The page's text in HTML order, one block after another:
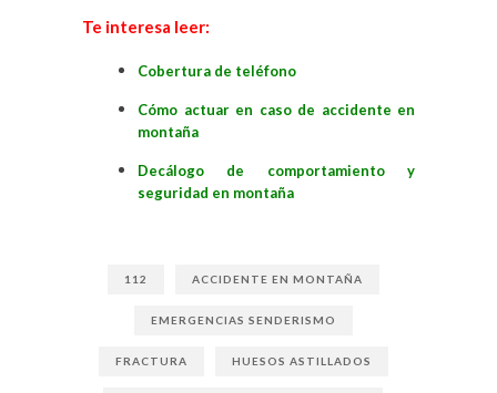
Te interesa leer:
Cobertura de teléfono
Cómo actuar en caso de accidente en
montaña
Decálogo de comportamiento y
seguridad en montaña
112 ACCIDENTE EN MONTAÑA
EMERGENCIAS SENDERISMO
FRACTURA HUESOS ASTILLADOS